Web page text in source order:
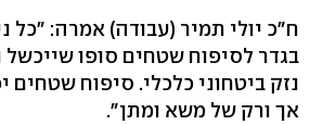
ח"כ יולי תמיר (עבודה) אמרה: "כל
בגדר לסיפוח שטחים סופו שייכשל
נזק ביטחוני כלכלי. סיפוח שטחים
אך ורק של משא ומתן".